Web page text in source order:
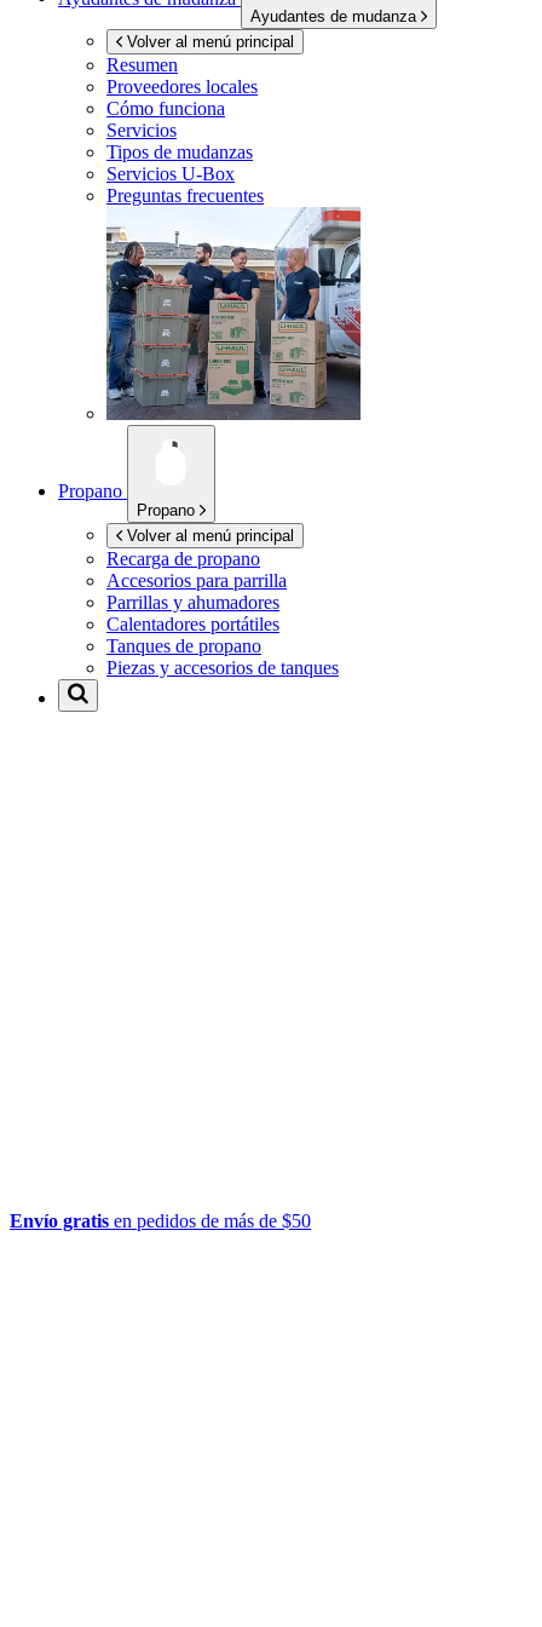
Ayudantes de mudanza
Volver al menú principal
Resumen
Proveedores locales
Cómo funciona
Servicios
Tipos de mudanzas
Servicios U-Box
Preguntas frecuentes
Propano
Propano
Volver al menú principal
Recarga de propano
Accesorios para parrilla
Parrillas y ahumadores
Calentadores portátiles
Tanques de propano
Piezas y accesorios de tanques
Envío gratis en pedidos de más de $50